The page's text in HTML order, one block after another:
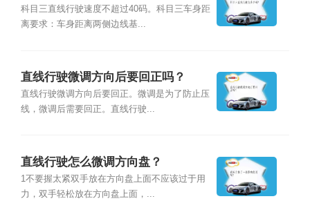
科目三直线行驶速度不超过40码。科目三车身距
离要求：车身距离两侧边线基...
直线行驶微调方向后要回正吗？
直线行驶微调方向后要回正。微调是为了防止压
线，微调后需要回正。直线行驶...
直线行驶怎么微调方向盘？
1不要握太紧双手放在方向盘上面不应该过于用
力，双手轻松放在方向盘上面，...